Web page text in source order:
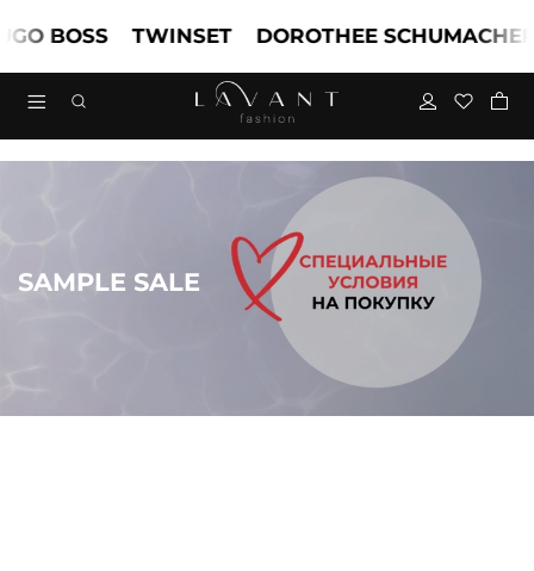
BOSS TWINSET DOROTHEE SCHUMACHER
SAMPLE SALE